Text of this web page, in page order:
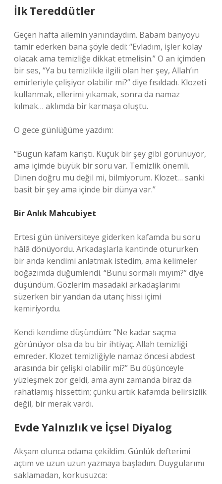
İlk Tereddütler
Geçen hafta ailemin yanındaydım. Babam banyoyu
tamir ederken bana şöyle dedi: “Evladım, işler kolay
olacak ama temizliğe dikkat etmelisin.” O an içimden
bir ses, “Ya bu temizlikle ilgili olan her şey, Allah’ın
emirleriyle çelişiyor olabilir mi?” diye fısıldadı. Klozeti
kullanmak, ellerimi yıkamak, sonra da namaz
kılmak… aklımda bir karmaşa oluştu.
O gece günlüğüme yazdım:
“Bugün kafam karıştı. Küçük bir şey gibi görünüyor,
ama içimde büyük bir soru var. Temizlik önemli.
Dinen doğru mu değil mi, bilmiyorum. Klozet… sanki
basit bir şey ama içinde bir dünya var.”
Bir Anlık Mahcubiyet
Ertesi gün üniversiteye giderken kafamda bu soru
hâlâ dönüyordu. Arkadaşlarla kantinde otururken
bir anda kendimi anlatmak istedim, ama kelimeler
boğazımda düğümlendi. “Bunu sormalı mıyım?” diye
düşündüm. Gözlerim masadaki arkadaşlarımı
süzerken bir yandan da utanç hissi içimi
kemiriyordu.
Kendi kendime düşündüm: “Ne kadar saçma
görünüyor olsa da bu bir ihtiyaç. Allah temizliği
emreder. Klozet temizliğiyle namaz öncesi abdest
arasında bir çelişki olabilir mi?” Bu düşünceyle
yüzleşmek zor geldi, ama aynı zamanda biraz da
rahatlamış hissettim; çünkü artık kafamda belirsizlik
değil, bir merak vardı.
Evde Yalnızlık ve İçsel Diyalog
Akşam olunca odama çekildim. Günlük defterimi
açtım ve uzun uzun yazmaya başladım. Duygularımı
saklamadan, korkusuzca: